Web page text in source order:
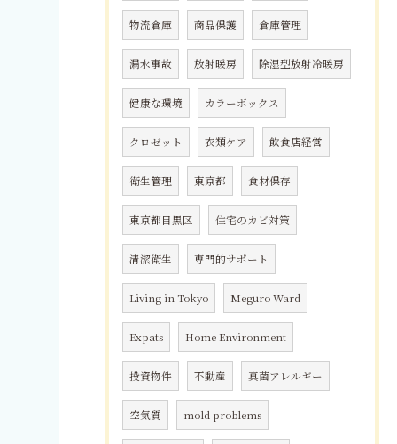
物流倉庫 商品保護 倉庫管理
漏水事故 放射暖房 除湿型放射冷暖房
健康な環境 カラーボックス
クロゼット 衣類ケア 飲食店経営
衛生管理 東京都 食材保存
東京都目黒区 住宅のカビ対策
清潔衛生 専門的サポート
Living in Tokyo Meguro Ward
Expats Home Environment
投資物件 不動産 真菌アレルギー
空気質 mold problems